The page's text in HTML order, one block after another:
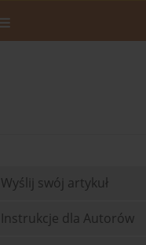
Wyślij swój artykuł
Instrukcje dla Autorów